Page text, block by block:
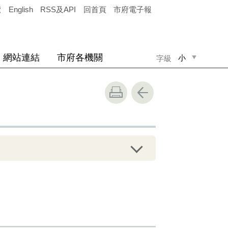
English RSS及API 回首頁 市府電子報
字級 小
網站連結 市府各機關